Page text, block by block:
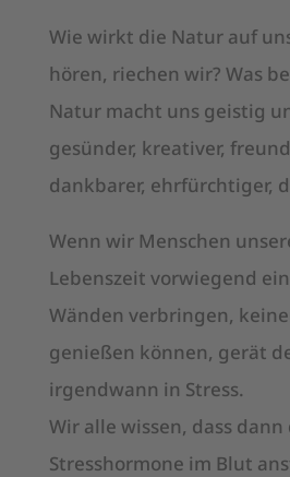
Wie wirkt die Natur auf
hören, riechen wir? Was
Natur macht uns geistig
gesünder, kreativer,
dankbarer, ehrfürchtiger,
Wenn wir Menschen
Lebenszeit vorwiegend
Wänden verbringen,
genießen können, gerät
irgendwann in Stress.
Wir alle wissen, dass dann
Stresshormone im Blut